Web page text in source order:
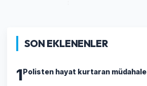
SON EKLENENLER
1Polisten hayat kurtaran müdahale